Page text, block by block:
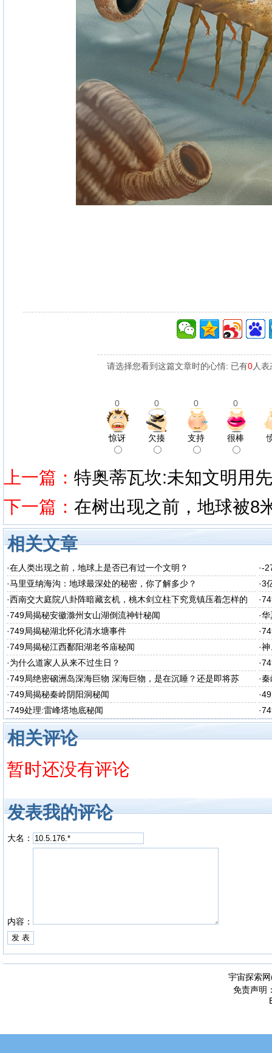
请选择您看到这篇文章时的心情: 已有0人
0 0 0 0
惊讶 欠揍 支持 很棒
上一篇： 特奥蒂瓦坎:未知文明用
下一篇： 在树出现之前，地球被8
相关文章
·在人类出现之前，地球上是否已有过一个文明？ ·-
·马里亚纳海沟：地球最深处的秘密，你了解多少？ ·3
·西南交大庭院八卦阵暗藏玄机，桃木剑立柱下究竟镇压着怎样的
秘密呢
·
·749局揭秘安徽滁州女山湖倒流神针秘闻 ·华
·749局揭秘湖北怀化清水塘事件 ·
·749局揭秘江西鄱阳湖老爷庙秘闻 ·神
·为什么道家人从来不过生日？ ·
·749局绝密硇洲岛深海巨物 深海巨物，是在沉睡？还是即将苏
醒？
·秦
·749局揭秘秦岭阴阳洞秘闻 ·
·749处理:雷峰塔地底秘闻 ·
相关评论
暂时还没有评论
发表我的评论
大名：
内容：
宇宙探索
免责声明